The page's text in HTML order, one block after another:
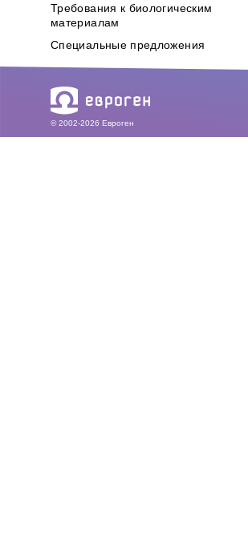
Требования к биологическим
материалам
Специальные предложения
© 2002-2026 Евроген